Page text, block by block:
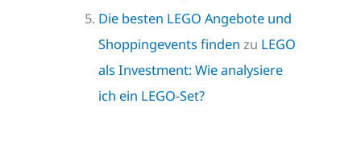
Die besten LEGO Angebote und
Shoppingevents finden zu LEGO
als Investment: Wie analysiere
ich ein LEGO-Set?